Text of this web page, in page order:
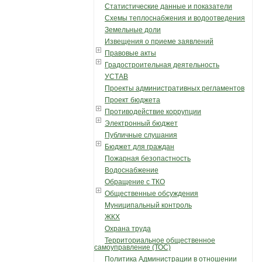
Статистические данные и показатели
Схемы теплоснабжения и водоотведения
Земельные доли
Извещения о приеме заявлений
Правовые акты
Градостроительная деятельность
УСТАВ
Проекты административных регламентов
Проект бюджета
Противодействие коррупции
Электронный бюджет
Публичные слушания
Бюджет для граждан
Пожарная безопастность
Водоснабжение
Обращение с ТКО
Общественные обсуждения
Муниципальный контроль
ЖКХ
Охрана труда
Территориальное общественное
самоуправление (ТОС)
Политика Администрации в отношении